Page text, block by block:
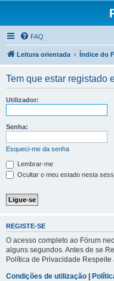
FAQ
Leitura orientada Índice do
Tem que estar registado
Utilizador:
Senha:
Esqueci-me da senha
Lembrar-me
Ocultar o meu estado nesta
REGISTE-SE
O acesso completo ao Fórum
alguns segundos. Antes de se
Política de Privacidade Respeite
Condições de utilização |